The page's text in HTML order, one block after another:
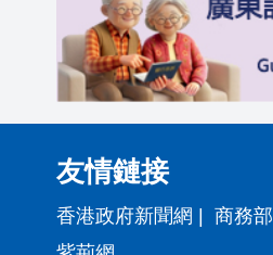
友情鏈接
香港政府新聞網 商務部